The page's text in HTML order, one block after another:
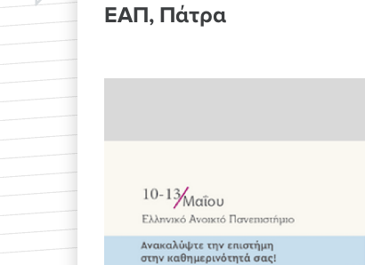
ΕΑΠ, Πάτρα